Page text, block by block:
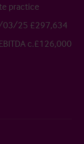
practice
03/25 £297,634
c.£126,000